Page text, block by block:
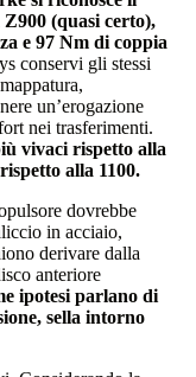
(quasi certo),
e 97 Nm di coppia
conservi gli stessi
un’erogazione
nei trasferimenti.
vivaci rispetto alla
alla 1100.
dovrebbe
in acciaio,
derivare dalla
anteriore
ipotesi parlano di
sella intorno